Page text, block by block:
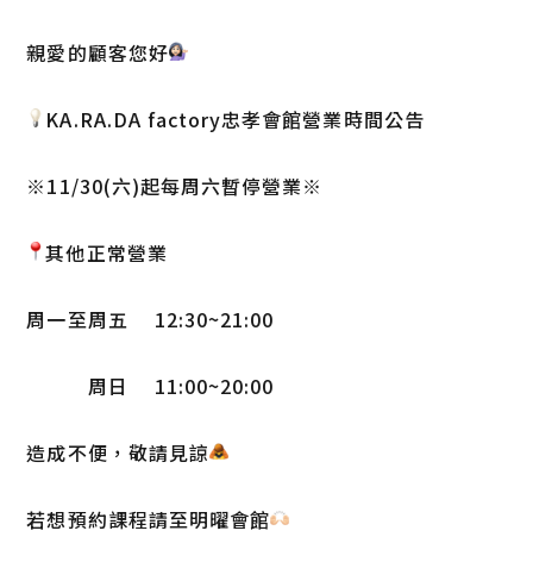
親愛的顧客您好
KA.RA.DA factory忠孝會館營業時間公告
※11/30(六)起每周六暫停營業※
其他正常營業
周一至周五 12:30~21:00
周日 11:00~20:00
造成不便，敬請見諒
若想預約課程請至明曜會館